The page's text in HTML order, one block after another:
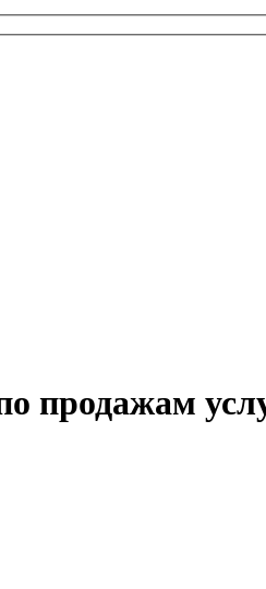
продажам